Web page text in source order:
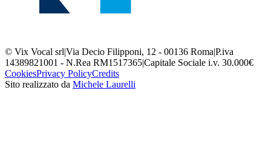
© Vix Vocal srl|Via Decio Filipponi, 12 - 00136 Roma|P.iva
14389821001 - N.Rea RM1517365|Capitale Sociale i.v. 30.000€
CookiesPrivacy PolicyCredits
Sito realizzato da Michele Laurelli